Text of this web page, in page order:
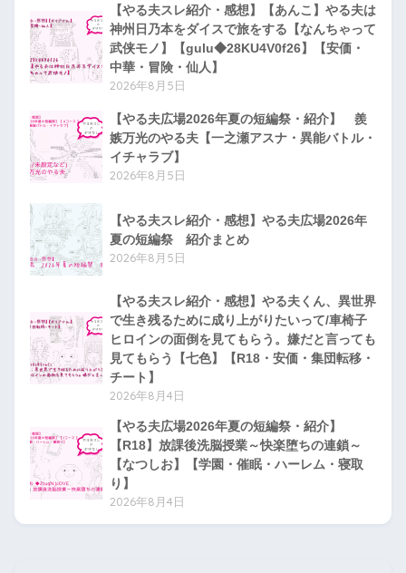
【やる夫スレ紹介・感想】【あんこ】やる夫は
神州日乃本をダイスで旅をする【なんちゃって
武侠モノ】【gulu◆28KU4V0f26】【安価・
中華・冒険・仙人】
2026年8月5日
【やる夫広場2026年夏の短編祭・紹介】 羨
嫉万光のやる夫【一之瀬アスナ・異能バトル・
イチャラブ】
2026年8月5日
【やる夫スレ紹介・感想】やる夫広場2026年
夏の短編祭 紹介まとめ
2026年8月5日
【やる夫スレ紹介・感想】やる夫くん、異世界
で生き残るために成り上がりたいって/車椅子
ヒロインの面倒を見てもらう。嫌だと言っても
見てもらう【七色】【R18・安価・集団転移・
チート】
2026年8月4日
【やる夫広場2026年夏の短編祭・紹介】
【R18】放課後洗脳授業～快楽堕ちの連鎖～
【なつしお】【学園・催眠・ハーレム・寝取
り】
2026年8月4日